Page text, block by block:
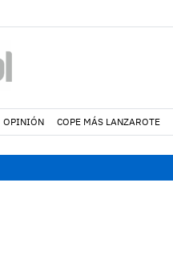
OPINIÓN COPE MÁS LANZAROTE